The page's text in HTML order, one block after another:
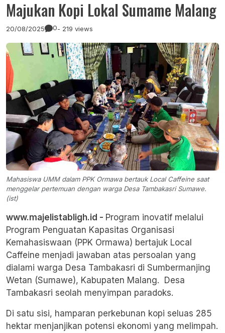
Majukan Kopi Lokal Sumame Malang
20/08/2025 0- 219 views
Mahasiswa UMM dalam PPK Ormawa bertauk Local Caffeine saat
menggelar pertemuan dengan warga Desa Tambakasri Sumawe.
(ist)
www.majelistabligh.id - Program inovatif melalui
Program Penguatan Kapasitas Organisasi
Kemahasiswaan (PPK Ormawa) bertajuk Local
Caffeine menjadi jawaban atas persoalan yang
dialami warga Desa Tambakasri di Sumbermanjing
Wetan (Sumawe), Kabupaten Malang. Desa
Tambakasri seolah menyimpan paradoks.
Di satu sisi, hamparan perkebunan kopi seluas 285
hektar menjanjikan potensi ekonomi yang melimpah.